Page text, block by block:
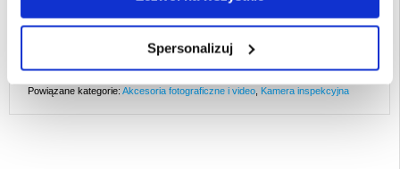
Spersonalizuj
fotograficznym za pomocą okna bezpośredniego podglądu oprogramowania.
Podłącz telefon bezpośrednio, bez potrzeby stosowania złącza konwersji lub
EAN: 5714122533685
Powiązane kategorie: Akcesoria fotograficzne i video Kamera inspekcyjna